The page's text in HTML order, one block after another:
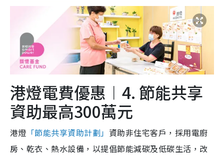
港燈電費優惠︱4. 節能共享
資助最高300萬元
港燈 「節能共享資助計劃」 資助非住宅客戶，採用電廚
房、乾衣、熱水設備，以提倡節能減碳及低碳生活，改